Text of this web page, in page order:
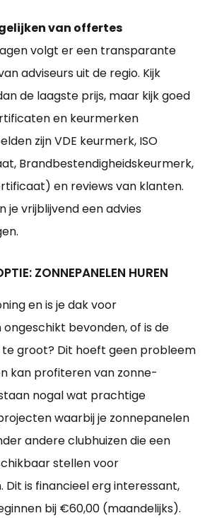
van offertes
volgt er een transparante
adviseurs uit de regio. Kijk
de laagste prijs, maar kijk goed
en keurmerken
zijn VDE keurmerk, ISO
Brandbestendigheidskeurmerk,
en reviews van klanten.
je vrijblijvend een advies
ZONNEPANELEN HUREN
en is je dak voor
bevonden, of is de
te groot? Dit hoeft geen probleem
kan profiteren van zonne-
nogal wat prachtige
waarbij je zonnepanelen
andere clubhuizen die een
stellen voor
Dit is financieel erg interessant,
bij €60,00 (maandelijks).